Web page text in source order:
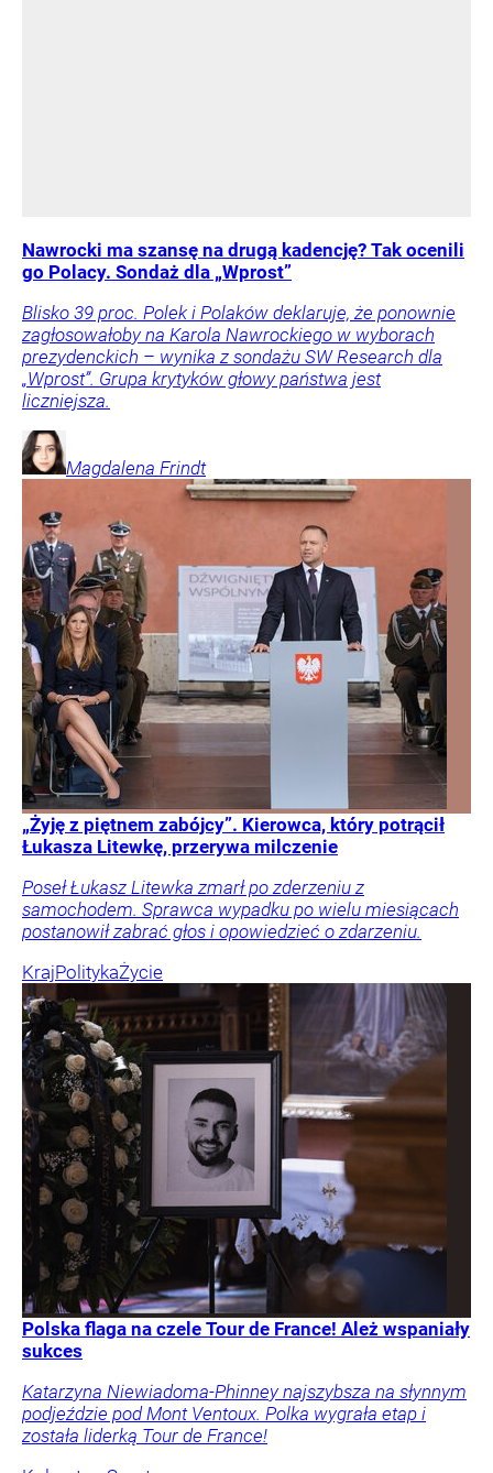
Nawrocki ma szansę na drugą kadencję? Tak ocenili
go Polacy. Sondaż dla „Wprost”
Blisko 39 proc. Polek i Polaków deklaruje, że ponownie
zagłosowałoby na Karola Nawrockiego w wyborach
prezydenckich – wynika z sondażu SW Research dla
„Wprost”. Grupa krytyków głowy państwa jest
liczniejsza.
Magdalena Frindt
„Żyję z piętnem zabójcy”. Kierowca, który potrącił
Łukasza Litewkę, przerywa milczenie
Poseł Łukasz Litewka zmarł po zderzeniu z
samochodem. Sprawca wypadku po wielu miesiącach
postanowił zabrać głos i opowiedzieć o zdarzeniu.
KrajPolitykaŻycie
Polska flaga na czele Tour de France! Ależ wspaniały
sukces
Katarzyna Niewiadoma-Phinney najszybsza na słynnym
podjeździe pod Mont Ventoux. Polka wygrała etap i
została liderką Tour de France!